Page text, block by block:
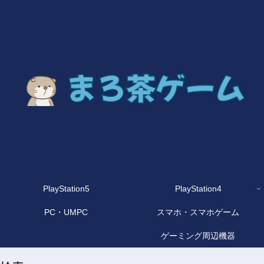
PlayStation5 PlayStation4
PC・UMPC スマホ・スマホゲーム
ゲーミング周辺機器